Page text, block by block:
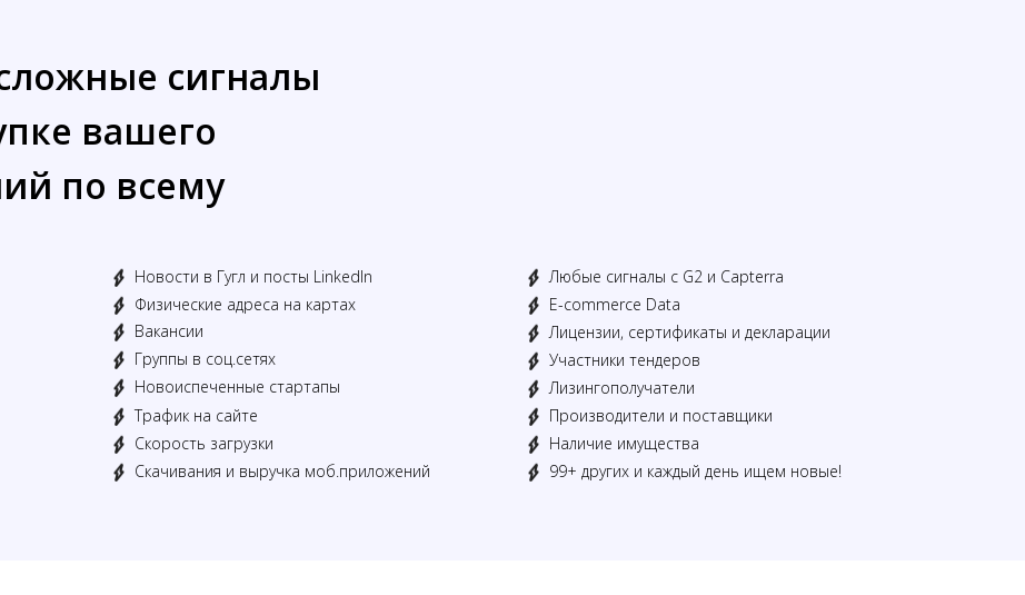
сигналы
вашего
по всему
Новости в Гугл и посты LinkedIn
Физические адреса на картах
Вакансии
Группы в соц.сетях
Новоиспеченные стартапы
Трафик на сайте
Скорость загрузки
Скачивания и выручка моб.приложений
Любые сигналы с G2 и Capterra
E-commerce Data
Лицензии, сертификаты и декларации
Участники тендеров
Лизингополучатели
Производители и поставщики
Наличие имущества
99+ других и каждый день ищем новые!